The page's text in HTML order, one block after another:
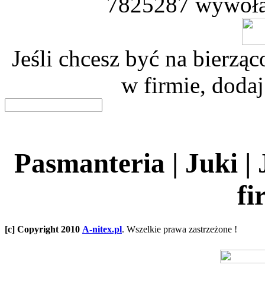
Jeśli chcesz być na
w firmie,
Pasmanteria | Juki |
[c] Copyright 2010 A-nitex.pl. Wszelkie prawa zastrzeżone !